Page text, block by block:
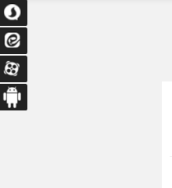
فوق‌العاده ویژه فرهنگیان منبع